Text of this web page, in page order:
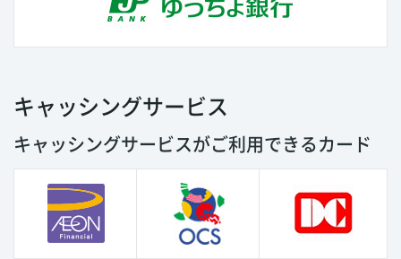
キャッシングサービス
キャッシングサービスがご利用できるカード